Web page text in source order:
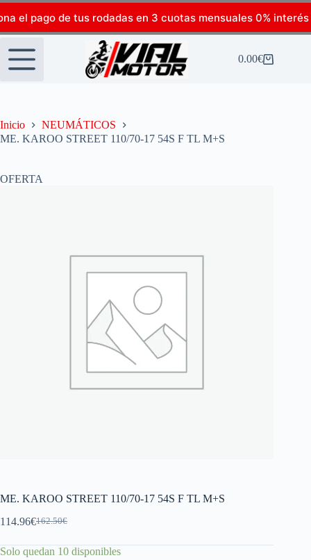
el pago de tus rodadas en 3 cuotas mensuales 0% interés
0.00€
Inicio
NEUMÁTICOS
ME. KAROO STREET 110/70-17 54S F TL M+S
OFERTA
ME. KAROO STREET 110/70-17 54S F TL M+S
162.50€
114.96€
Solo quedan 10 disponibles